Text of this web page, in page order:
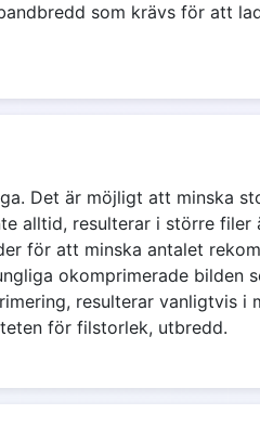
som krävs för att
Det är möjligt att minska
alltid, resulterar i större
för att minska antalet
okomprimerade bilden
resulterar vanligtvis i
för filstorlek, utbredd.